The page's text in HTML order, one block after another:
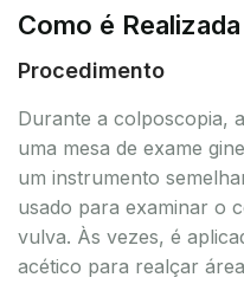
Como é
Procedimento
Durante a colposcopia,
uma mesa de exame
um instrumento
usado para examinar o
vulva. Às vezes, é
acético para realçar